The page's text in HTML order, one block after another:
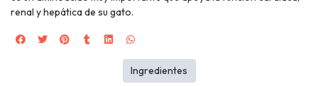
renal y hepática de su gato.
Ingredientes